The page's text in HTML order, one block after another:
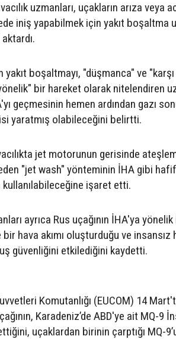
uzmanları, uçakların arıza veya
iniş yapabilmek için yakıt boşaltma
yakıt boşaltmayı, "düşmanca" ve
bir hareket olarak nitelendiren
geçmesinin hemen ardından gazı
yaratmış olabileceğini belirtti.
jet motorunun gerisinde
eden "jet wash" yönteminin İHA gibi
işaret etti.
ayrıca Rus uçağının İHA'ya yönelik
hava akımı oluşturduğu ve insansız
güvenliğini etkilediğini kaydetti.
Komutanlığı (EUCOM) 14
Karadeniz’de ABD'ye ait MQ-9
uçaklardan birinin çarptığı MQ-